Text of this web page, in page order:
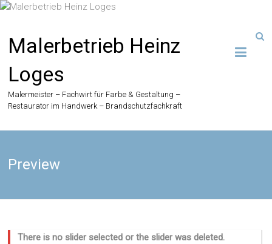
Zum
Malerbetrieb Heinz
Loges
Malermeister – Fachwirt für Farbe & Gestaltung –
Restaurator im Handwerk – Brandschutzfachkraft
Preview
There is no slider selected or the slider was deleted.